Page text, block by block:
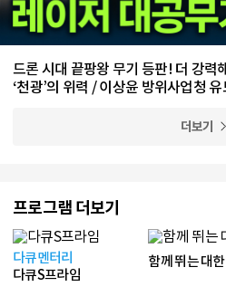
드론 시대 끝팡왕 무기 등판! 더 강력
‘천광’의 위력 / 이상윤 방위사업청
더보기
프로그램 더보기
다큐멘터리
다큐S프라임
함께 뛰는 대